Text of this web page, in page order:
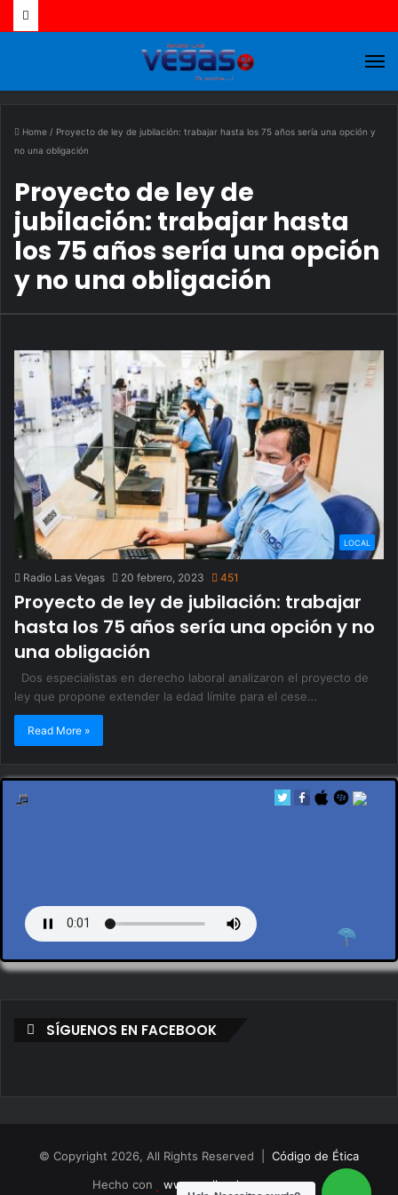
Home / Proyecto de ley de jubilación: trabajar hasta los 75 años sería una opción y
no una obligación
Proyecto de ley de
jubilación: trabajar hasta
los 75 años sería una opción
y no una obligación
LOCAL
Radio Las Vegas 20 febrero, 2023 451
Proyecto de ley de jubilación: trabajar
hasta los 75 años sería una opción y no
una obligación
Dos especialistas en derecho laboral analizaron el proyecto de
ley que propone extender la edad límite para el cese…
Read More »
SÍGUENOS EN FACEBOOK
© Copyright 2026, All Rights Reserved | Código de Ética
Hecho con
www.mollendovegas.com